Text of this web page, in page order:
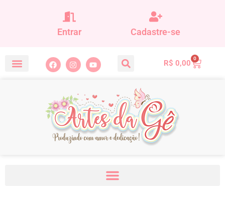
Entrar Cadastre-se
R$ 0,00
0